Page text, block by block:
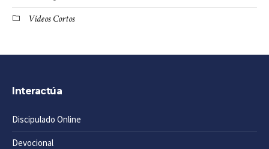
Vídeos Cortos
Interactúa
Discipulado Online
Devocional